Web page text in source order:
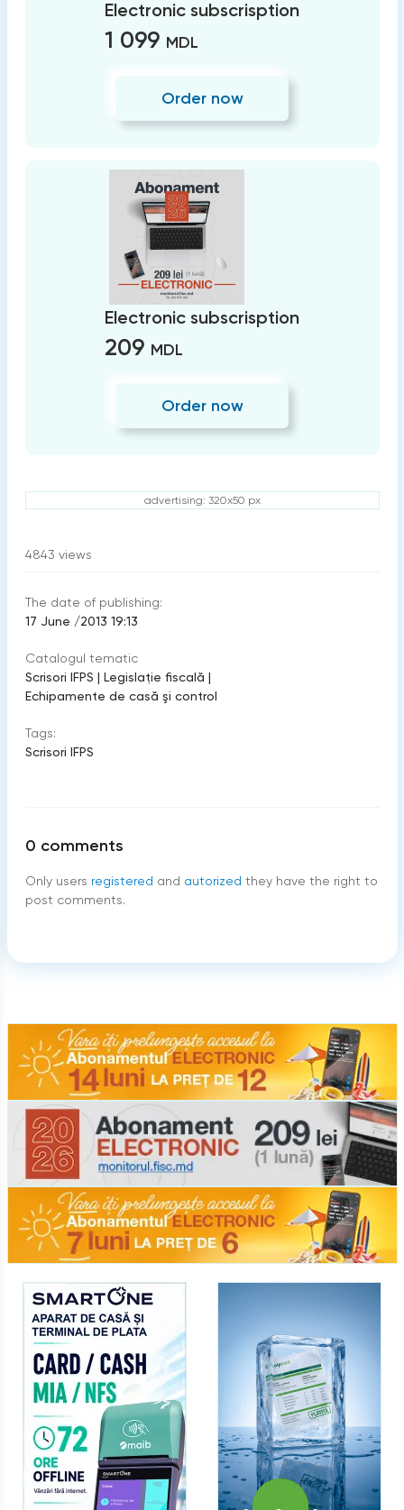
Electronic subscrisption
1 099 MDL
Order now
Electronic subscrisption
209 MDL
Order now
advertising: 320x50 px
4843 views
The date of publishing:
17 June /2013 19:13
Catalogul tematic
Scrisori IFPS | Legislație fiscală |
Echipamente de casă şi control
Tags:
Scrisori IFPS
0 comments
Only users registered and autorized they have the right to
post comments.